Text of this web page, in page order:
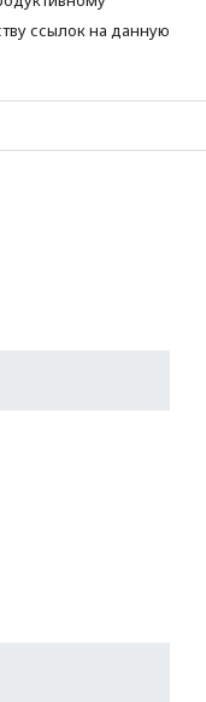
ссылок на данную